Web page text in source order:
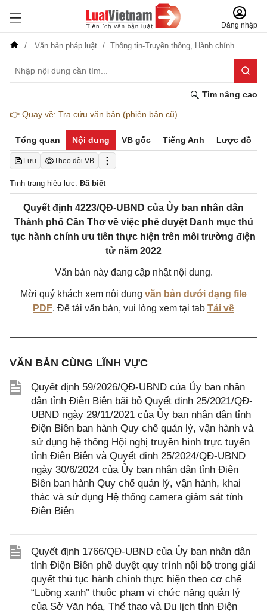
Đăng nhập
Văn bản pháp luật Thông tin-Truyền thông, Hành chính
Tìm nâng cao
👉 Quay về: Tra cứu văn bản (phiên bản cũ)
Tổng quan Nội dung VB gốc Tiếng Anh Lược đồ
Lưu Theo dõi VB
Tình trạng hiệu lực: Đã biết
Quyết định 4223/QĐ-UBND của Ủy ban nhân dân
Thành phố Cần Thơ về việc phê duyệt Danh mục thủ
tục hành chính ưu tiên thực hiện trên môi trường điện
tử năm 2022
Văn bản này đang cập nhật nội dung.
Mời quý khách xem nội dung văn bản dưới dạng file
PDF. Để tải văn bản, vui lòng xem tại tab Tải về
VĂN BẢN CÙNG LĨNH VỰC
Quyết định 59/2026/QĐ-UBND của Ủy ban nhân
dân tỉnh Điện Biên bãi bỏ Quyết định 25/2021/QĐ-
UBND ngày 29/11/2021 của Ủy ban nhân dân tỉnh
Điện Biên ban hành Quy chế quản lý, vận hành và
sử dụng hệ thống Hội nghị truyền hình trực tuyến
tỉnh Điện Biên và Quyết định 25/2024/QĐ-UBND
ngày 30/6/2024 của Ủy ban nhân dân tỉnh Điện
Biên ban hành Quy chế quản lý, vận hành, khai
thác và sử dụng Hệ thống camera giám sát tỉnh
Điện Biên
Quyết định 1766/QĐ-UBND của Ủy ban nhân dân
tỉnh Điện Biên phê duyệt quy trình nội bộ trong giải
quyết thủ tục hành chính thực hiện theo cơ chế
“Luồng xanh” thuộc phạm vi chức năng quản lý
của Sở Văn hóa, Thể thao và Du lịch tỉnh Điện